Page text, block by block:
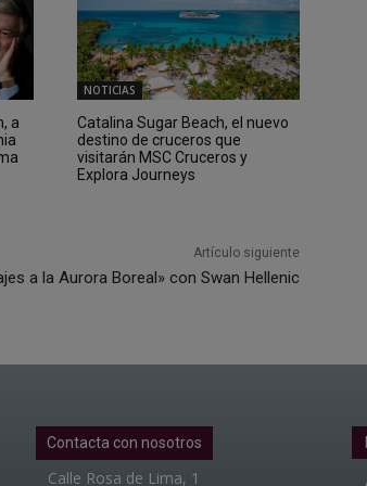
a
NOTICIAS
Catalina Sugar Beach, el nuevo
destino de cruceros que
visitarán MSC Cruceros y
Explora Journeys
Artículo siguiente
a la Aurora Boreal» con Swan Hellenic
Contacta con nosotros
Calle Rosa de Lima, 1